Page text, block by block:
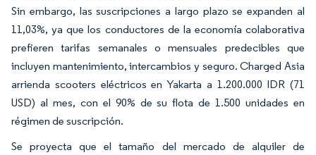
Sin embargo, las suscripciones a largo plazo se expanden al
11,03%, ya que los conductores de la economía colaborativa
prefieren tarifas semanales o mensuales predecibles que
incluyen mantenimiento, intercambios y seguro. Charged Asia
arrienda scooters eléctricos en Yakarta a 1.200.000 IDR (71
USD) al mes, con el 90% de su flota de 1.500 unidades en
régimen de suscripción.
Se proyecta que el tamaño del mercado de alquiler de